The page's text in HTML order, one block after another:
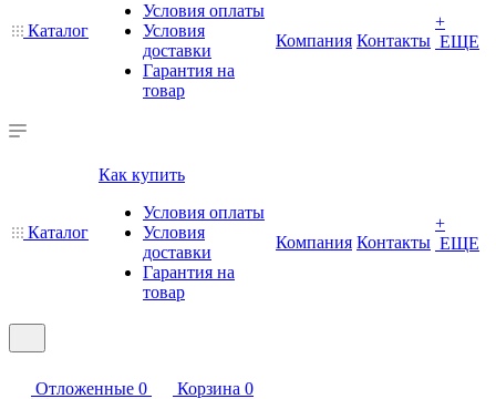
Каталог
Условия оплаты
Условия
доставки
Гарантия на
товар
Компания Контакты
+
ЕЩЕ
Каталог
Как купить
Условия оплаты
Условия
доставки
Гарантия на
товар
Компания Контакты
+
ЕЩЕ
Отложенные 0 Корзина 0